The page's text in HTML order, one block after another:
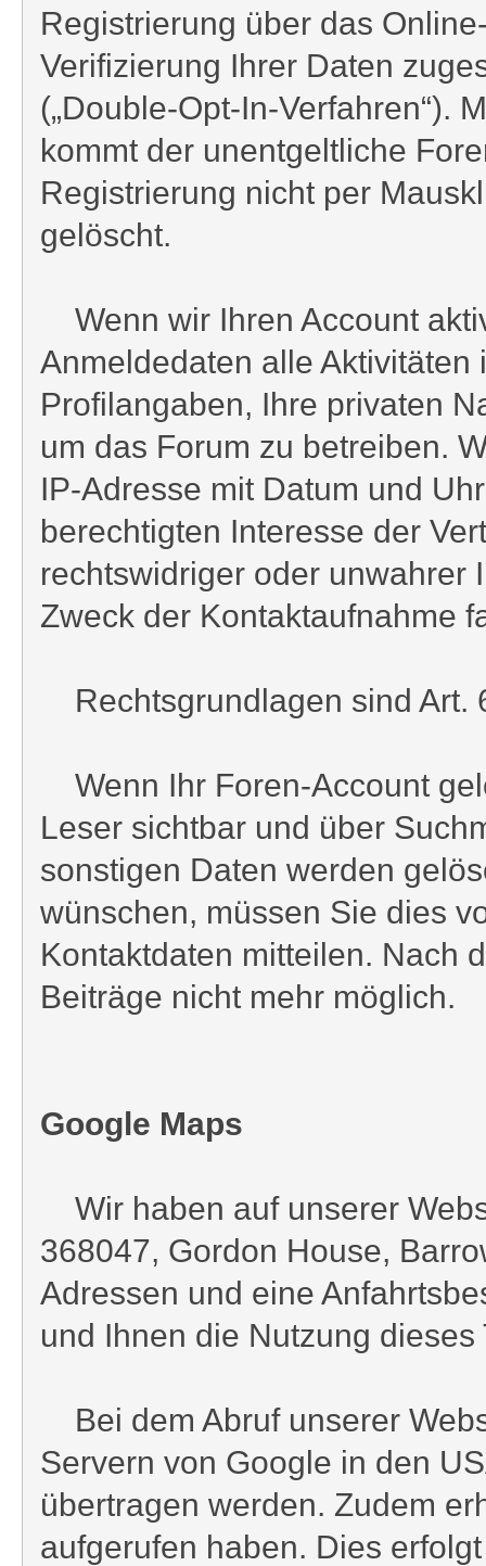
Registrierung über das
Verifizierung Ihrer Daten
(„Double-Opt-In-Verfahren“).
kommt der unentgeltliche
Registrierung nicht per
gelöscht.
Wenn wir Ihren Account
Anmeldedaten alle
Profilangaben, Ihre privaten
um das Forum zu betreiben.
IP-Adresse mit Datum und
berechtigten Interesse der
rechtswidriger oder unwahrer
Zweck der Kontaktaufnahme
Rechtsgrundlagen sind Art.
Wenn Ihr Foren-Account
Leser sichtbar und über
sonstigen Daten werden
wünschen, müssen Sie dies
Kontaktdaten mitteilen. Nach
Beiträge nicht mehr möglich.
Google Maps
Wir haben auf unserer
368047, Gordon House,
Adressen und eine
und Ihnen die Nutzung
Bei dem Abruf unserer
Servern von Google in den
übertragen werden. Zudem
aufgerufen haben. Dies